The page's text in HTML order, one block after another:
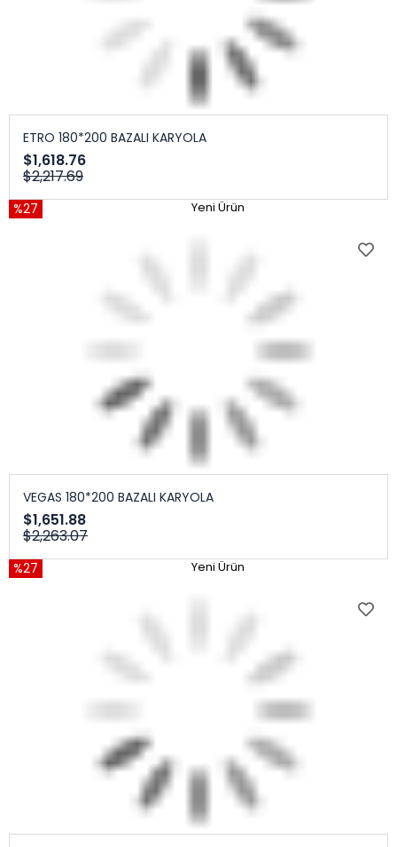
ETRO 180*200 BAZALI KARYOLA
$1,618.76
$2,217.69
%27 Yeni Ürün
VEGAS 180*200 BAZALI KARYOLA
$1,651.88
$2,263.07
%27 Yeni Ürün